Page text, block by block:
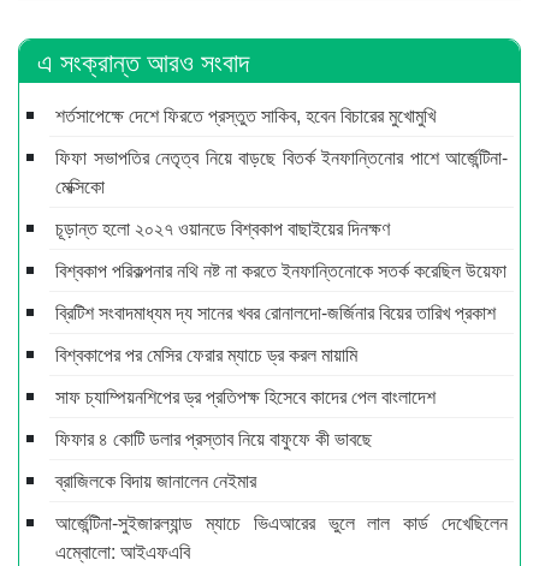
এ সংক্রান্ত আরও সংবাদ
শর্তসাপেক্ষে দেশে ফিরতে প্রস্তুত সাকিব, হবেন বিচারের মুখোমুখি
ফিফা সভাপতির নেতৃত্ব নিয়ে বাড়ছে বিতর্ক ইনফান্তিনোর পাশে আর্জেন্টিনা-
মেক্সিকো
চূড়ান্ত হলো ২০২৭ ওয়ানডে বিশ্বকাপ বাছাইয়ের দিনক্ষণ
বিশ্বকাপ পরিকল্পনার নথি নষ্ট না করতে ইনফান্তিনোকে সতর্ক করেছিল উয়েফা
ব্রিটিশ সংবাদমাধ্যম দ্য সানের খবর রোনালদো-জর্জিনার বিয়ের তারিখ প্রকাশ
বিশ্বকাপের পর মেসির ফেরার ম্যাচে ড্র করল মায়ামি
সাফ চ্যাম্পিয়নশিপের ড্র প্রতিপক্ষ হিসেবে কাদের পেল বাংলাদেশ
ফিফার ৪ কোটি ডলার প্রস্তাব নিয়ে বাফুফে কী ভাবছে
ব্রাজিলকে বিদায় জানালেন নেইমার
আর্জেন্টিনা-সুইজারল্যান্ড ম্যাচে ভিএআরের ভুলে লাল কার্ড দেখেছিলেন
এম্বোলো: আইএফএবি